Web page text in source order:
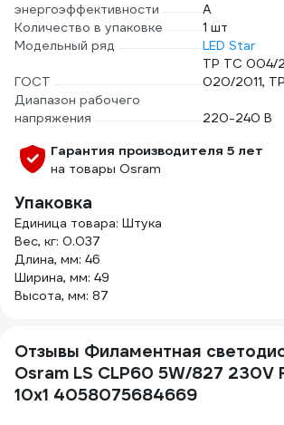
энергоэффективности
A
Количество в упаковке
1 шт
Модельный ряд
LED Star
ГОСТ
ТР ТС 004/
020/2011,
Диапазон рабочего
напряжения
220-240 В
Гарантия производителя 5 лет
на товары Osram
Упаковка
Единица товара: Штука
Вес, кг: 0.037
Длина, мм: 46
Ширина, мм: 49
Высота, мм: 87
Отзывы Филаментная
Osram LS CLP60 5W/827 230V
10x1 4058075684669